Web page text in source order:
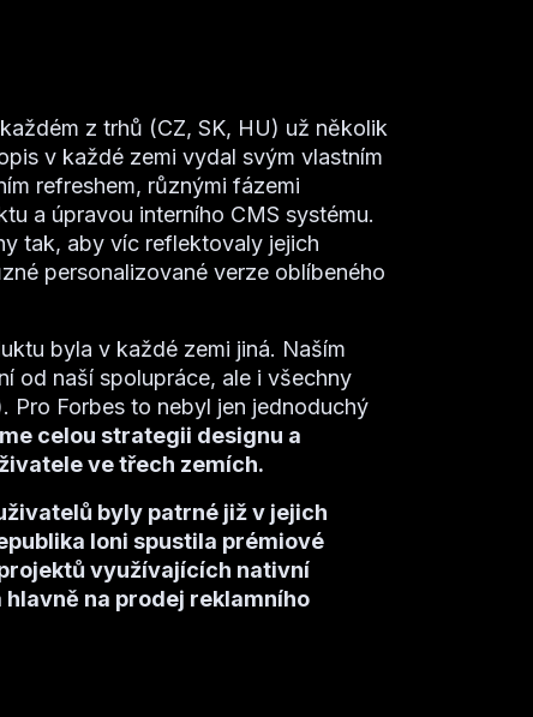
z trhů (CZ, SK, HU) už několik
v každé zemi vydal svým vlastním
refreshem, různými fázemi
a úpravou interního CMS systému.
tak, aby víc reflektovaly jejich
personalizované verze oblíbeného
byla v každé zemi jiná. Naším
od naší spolupráce, ale i všechny
Pro Forbes to nebyl jen jednoduchý
celou strategii designu a
ve třech zemích.
byly patrné již v jejich
loni spustila prémiové
využívajících nativní
na prodej reklamního